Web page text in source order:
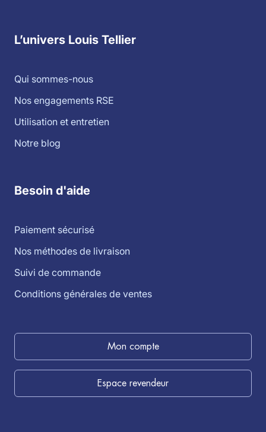
L’univers Louis Tellier
Qui sommes-nous
Nos engagements RSE
Utilisation et entretien
Notre blog
Besoin d'aide
Paiement sécurisé
Nos méthodes de livraison
Suivi de commande
Conditions générales de ventes
Mon compte
Espace revendeur